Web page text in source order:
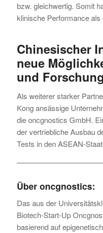
bzw. gleichwertig. Somit
klinische Performance
Chinesischer
neue
und Forschung
Als weiterer starker
Kong ansässige
die oncgnostics GmbH.
der vertriebliche Ausbau
Tests in den ASEAN-
Über oncgnostics:
Das aus der
Biotech-Start-Up
basierend auf